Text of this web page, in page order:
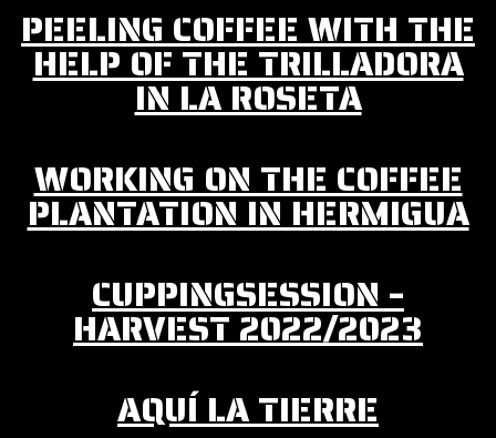
PEELING COFFEE WITH THE
HELP OF THE TRILLADORA
IN LA ROSETA
WORKING ON THE COFFEE
PLANTATION IN HERMIGUA
CUPPINGSESSION –
HARVEST 2022/2023
AQUÍ LA TIERRE